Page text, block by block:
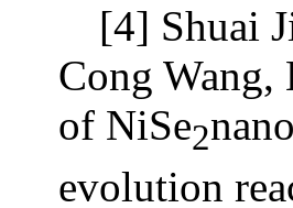
[4] Shuai
Cong
of NiSe2
evolution